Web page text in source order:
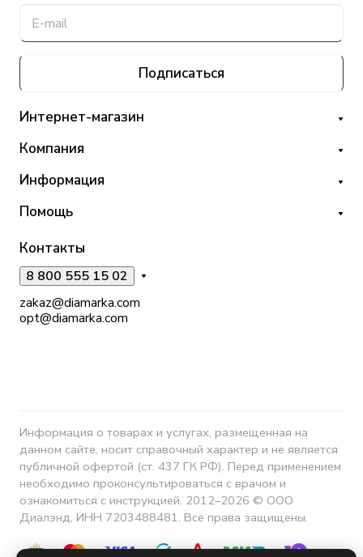
Подписаться
Интернет-магазин
Компания
Информация
Помощь
Контакты
8 800 555 15 02
zakaz@diamarka.com
opt@diamarka.com
Информация о товарах и услугах, размещенная на
данном сайте, носит справочный характер и не является
публичной офертой (ст. 437 ГК РФ). Перед применением
необходимо проконсультироваться с врачом и
ознакомиться с инструкцией. 2012–2026 © ООО
Диалэнд, ИНН 7203488481. Все права защищены.